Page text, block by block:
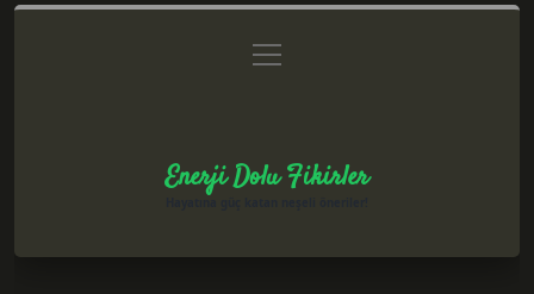
Gizlilik Politikası
menüyü
aç
Enerji Dolu Fikirler